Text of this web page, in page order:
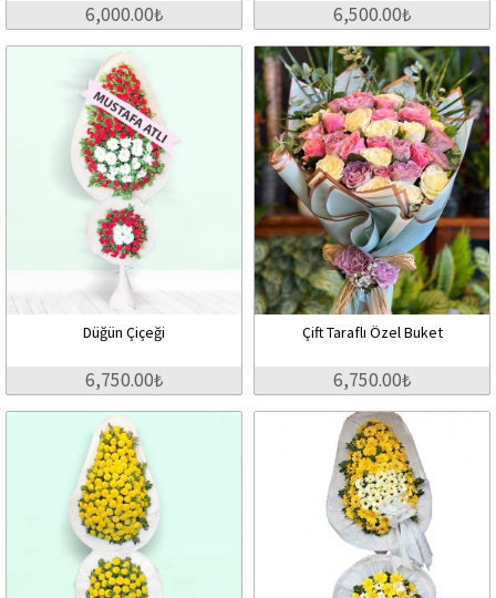
6,000.00₺ 6,500.00₺
Düğün Çiçeği
6,750.00₺
Çift Taraflı Özel Buket
6,750.00₺